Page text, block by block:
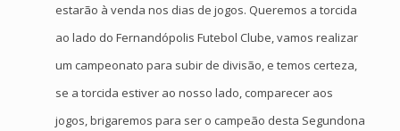
estarão à venda nos dias de jogos. Queremos a torcida
ao lado do Fernandópolis Futebol Clube, vamos realizar
um campeonato para subir de divisão, e temos certeza,
se a torcida estiver ao nosso lado, comparecer aos
jogos, brigaremos para ser o campeão desta Segundona